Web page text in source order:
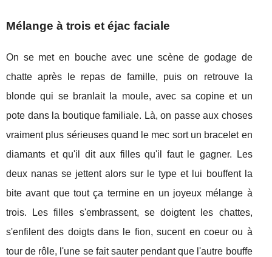
Mélange à trois et éjac faciale
On se met en bouche avec une scène de godage de
chatte après le repas de famille, puis on retrouve la
blonde qui se branlait la moule, avec sa copine et un
pote dans la boutique familiale. Là, on passe aux choses
vraiment plus sérieuses quand le mec sort un bracelet en
diamants et qu'il dit aux filles qu'il faut le gagner. Les
deux nanas se jettent alors sur le type et lui bouffent la
bite avant que tout ça termine en un joyeux mélange à
trois. Les filles s'embrassent, se doigtent les chattes,
s'enfilent des doigts dans le fion, sucent en coeur ou à
tour de rôle, l'une se fait sauter pendant que l'autre bouffe